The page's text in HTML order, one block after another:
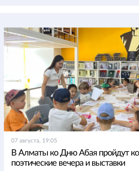
07 августа, 19:05
В Алматы ко Дню Абая пройдут
поэтические вечера и выставки